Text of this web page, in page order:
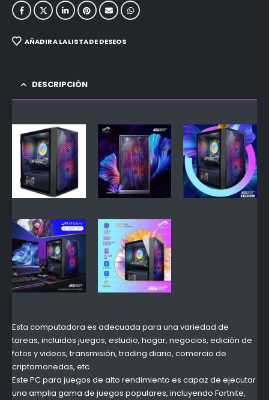
AÑADIR A LA LISTA DE DESEOS
DESCRIPCIÓN
Esta computadora es adecuada para una variedad de
tareas, incluidos juegos, estudio, hogar, negocios, edición de
fotos y videos, transmisión, trading diario, comercio de
criptomonedas, etc.
Este PC para juegos de alto rendimiento es capaz de ejecutar
una amplia gama de juegos populares, incluyendo Fortnite,